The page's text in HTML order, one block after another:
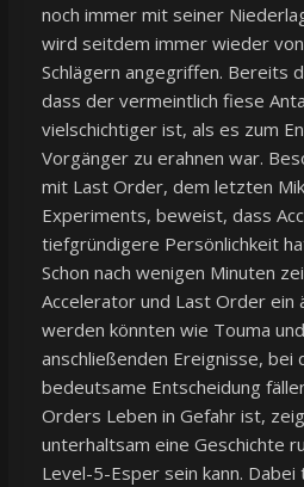
noch immer mit seiner
wird seitdem immer wieder
Schlägern angegriffen. Bereits
dass der vermeintlich fiese
vielschichtiger ist, als es zum
Vorgänger zu erahnen war.
mit Last Order, dem letzten
Experiments, beweist, dass
tiefgründigere Persönlichkeit
Schon nach wenigen Minuten
Accelerator und Last Order ein
werden könnten wie Touma
anschließenden Ereignisse, bei
bedeutsame Entscheidung
Orders Leben in Gefahr ist,
unterhaltsam eine Geschichte
Level-5-Esper sein kann.